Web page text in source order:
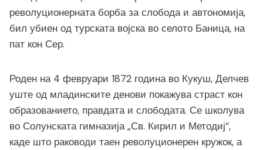
o
o
g
er
m p
p
n
k
револуционерната борба за слобода и автономија,
бил убиен од турската војска во селото Баница, на
пат кон Сер.
Роден на 4 февруари 1872 година во Кукуш, Делчев
уште од младинските денови покажува страст кон
образованието, правдата и слободата. Се школува
во Солунската гимназија „Св. Кирил и Методиј“,
каде што раководи таен револуционерен кружок, а